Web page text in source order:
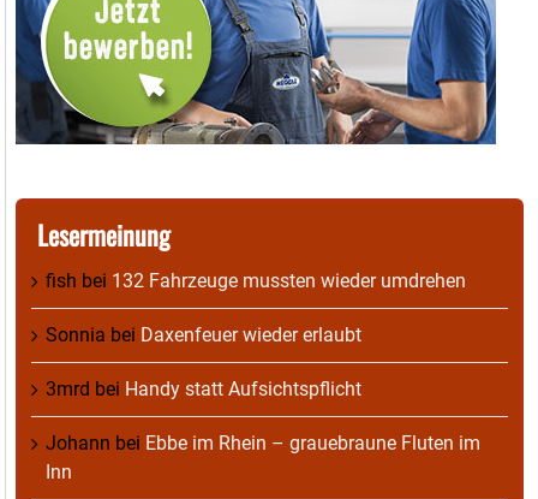
Lesermeinung
fish bei 132 Fahrzeuge mussten wieder umdrehen
Sonnia bei Daxenfeuer wieder erlaubt
3mrd bei Handy statt Aufsichtspflicht
Johann bei Ebbe im Rhein – grauebraune Fluten im
Inn